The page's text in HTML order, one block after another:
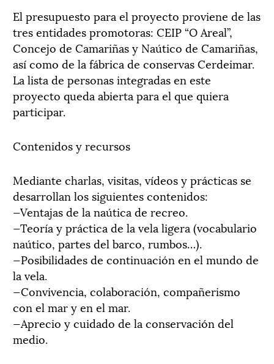
El presupuesto para el proyecto proviene de las
tres entidades promotoras: CEIP “O Areal”,
Concejo de Camariñas y Naútico de Camariñas,
así como de la fábrica de conservas Cerdeimar.
La lista de personas integradas en este
proyecto queda abierta para el que quiera
participar.
Contenidos y recursos
Mediante charlas, visitas, vídeos y prácticas se
desarrollan los siguientes contenidos:
—Ventajas de la naútica de recreo.
—Teoría y práctica de la vela ligera (vocabulario
naútico, partes del barco, rumbos…).
—Posibilidades de continuación en el mundo de
la vela.
—Convivencia, colaboración, compañerismo
con el mar y en el mar.
—Aprecio y cuidado de la conservación del
medio.